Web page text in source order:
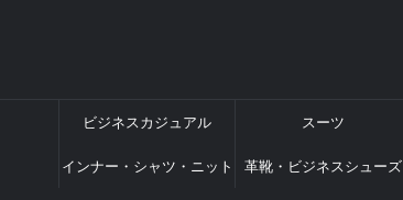
ビジネスカジュアル スーツ
インナー・シャツ・ニット 革靴・ビジネスシューズ